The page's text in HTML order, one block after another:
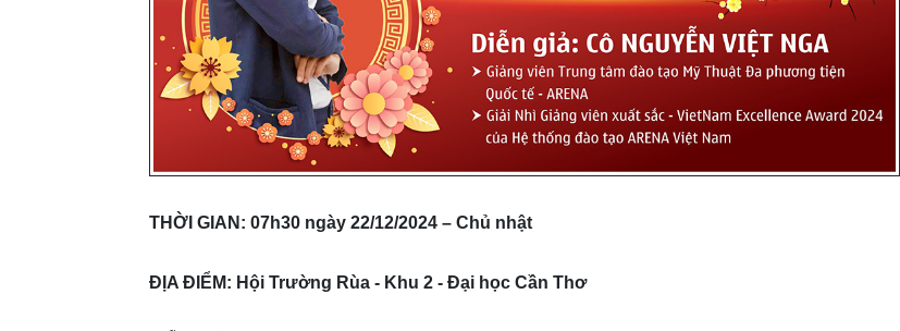
THỜI GIAN: 07h30 ngày 22/12/2024 – Chủ nhật
ĐỊA ĐIỂM: Hội Trường Rùa - Khu 2 - Đại học Cần Thơ